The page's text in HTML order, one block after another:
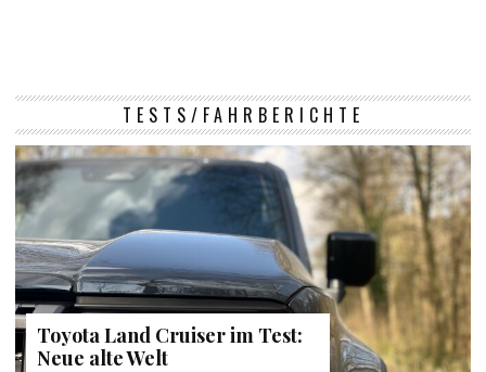
TESTS/FAHRBERICHTE
Toyota Land Cruiser im Test:
Neue alte Welt